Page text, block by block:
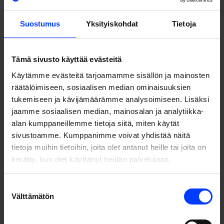
Suostumus Yksityiskohdat Tietoja
Tämä sivusto käyttää evästeitä
Käytämme evästeitä tarjoamamme sisällön ja mainosten
räätälöimiseen, sosiaalisen median ominaisuuksien
tukemiseen ja kävijämäärämme analysoimiseen. Lisäksi
jaamme sosiaalisen median, mainosalan ja analytiikka-
alan kumppaneillemme tietoja siitä, miten käytät
sivustoamme. Kumppanimme voivat yhdistää näitä
tietoja muihin tietoihin, joita olet antanut heille tai joita on
kerätty, kun olet käyttänyt heidän palvelujaan.
valinta
Välttämätön
15
vuoden kokemus tuloksellisesta kasvumarkkinoinnista
105